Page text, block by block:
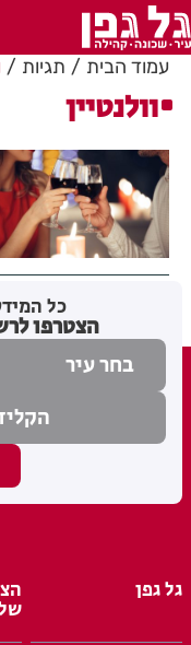
עמוד הבית תגיות
וולנטיין
כל
הצטרפו
גל גפן